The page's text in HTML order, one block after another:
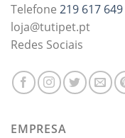
Telefone 219 617 649
loja@tutipet.pt
Redes Sociais
EMPRESA